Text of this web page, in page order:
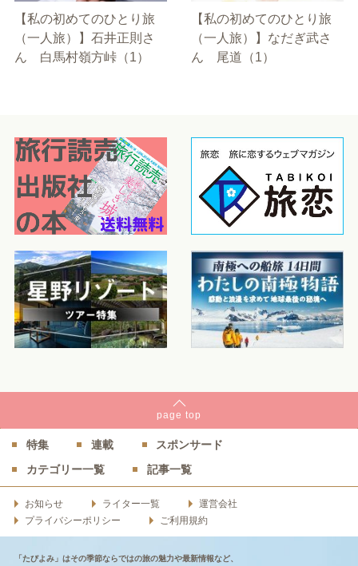
【私の初めてのひとり旅
（一人旅）】石井正則さ
ん 白馬村嶺方峠（1）
【私の初めてのひとり旅
（一人旅）】なだぎ武さ
ん 尾道（1）
page top
特集 連載
スポンサード
カテゴリー一覧
記事一覧
お知らせ ライター一覧
運営会社
プライバシーポリシー
ご利用規約
「たびよみ」はその季節ならではの旅の魅力や最新情報など、